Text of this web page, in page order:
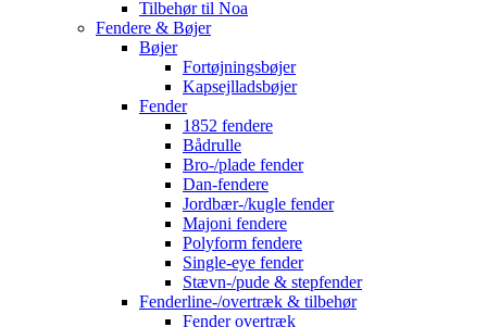
Tilbehør til Noa
Fendere & Bøjer
Bøjer
Fortøjningsbøjer
Kapsejlladsbøjer
Fender
1852 fendere
Bådrulle
Bro-/plade fender
Dan-fendere
Jordbær-/kugle fender
Majoni fendere
Polyform fendere
Single-eye fender
Stævn-/pude & stepfender
Fenderline-/overtræk & tilbehør
Fender overtræk